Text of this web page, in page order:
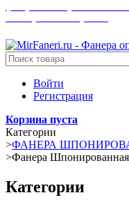
Войти
Регистрация
Корзина пуста
Категории
>ФАНЕРА
>Фанера
Категории